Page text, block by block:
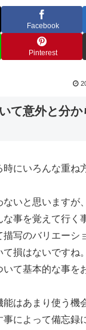
Facebook
Pinterest
て意外と分
にいろんな重ね
ないと思いますが
事を覚えて行く
写のバリエーシ
損はないですね。
て基本的な事を
はあまり使う機
によって備忘録